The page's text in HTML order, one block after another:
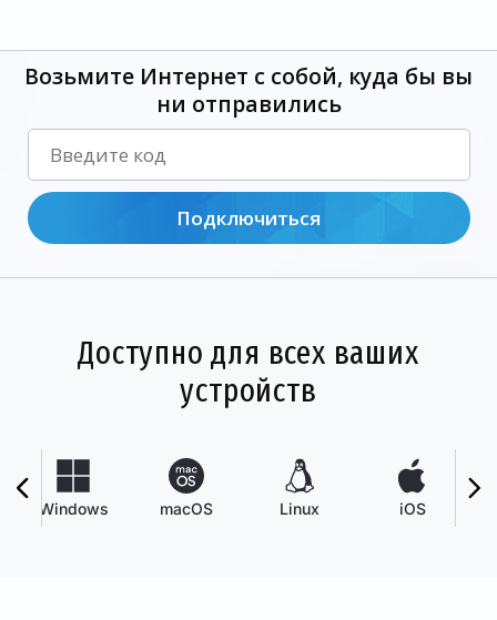
Возьмите Интернет с собой, куда бы вы
ни отправились
Подключиться
Доступно для всех ваших
устройств
Windows macOS Linux iOS